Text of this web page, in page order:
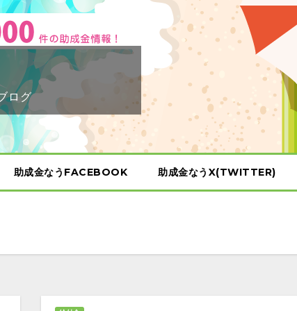
ログ
助成金なうFACEBOOK 助成金なうX(TWITTER)